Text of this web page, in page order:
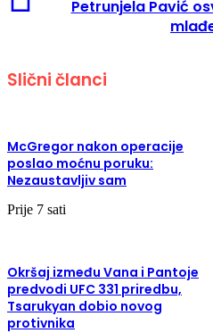
Petrunjela Pavić
Slični članci
McGregor nakon operacije
poslao moćnu poruku:
Nezaustavljiv sam
Prije 7 sati
Okršaj između Vana i Pantoje
predvodi UFC 331 priredbu,
Tsarukyan dobio novog
protivnika